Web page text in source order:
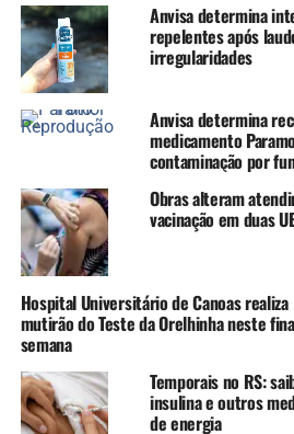
“Não está
do governo e
encontrar as
a saúde. Logo,
vai ser outra
O vice-prefeito Rodrigo Busato
dando a volta por cima após a
união de esforços em todas as
“Com a ajuda
emendas
Anvisa determina
repelentes após
irregularidades
Anvisa determina
medicamento
contaminação por
Obras alteram
vacinação em duas
Hospital Universitário de Canoas realiza
mutirão do Teste da Orelhinha neste
semana
Temporais no RS:
insulina e outros
de energia